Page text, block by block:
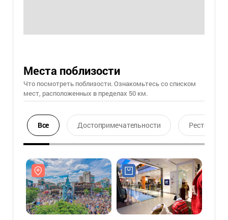
Места поблизости
Что посмотреть поблизости. Ознакомьтесь со списком
мест, расположенных в пределах 50 км.
Все Достопримечательности Ресторан